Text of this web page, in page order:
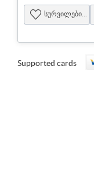
სურვილების სია
Supported cards